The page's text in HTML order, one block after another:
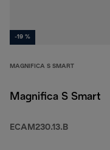
-19 %
MAGNIFICA S SMART
Magnifica S Smart
ECAM230.13.B